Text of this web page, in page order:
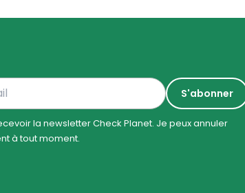
la newsletter Check Planet. Je peux annuler
à tout moment.